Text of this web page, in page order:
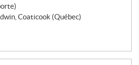
Coaticook (Québec)